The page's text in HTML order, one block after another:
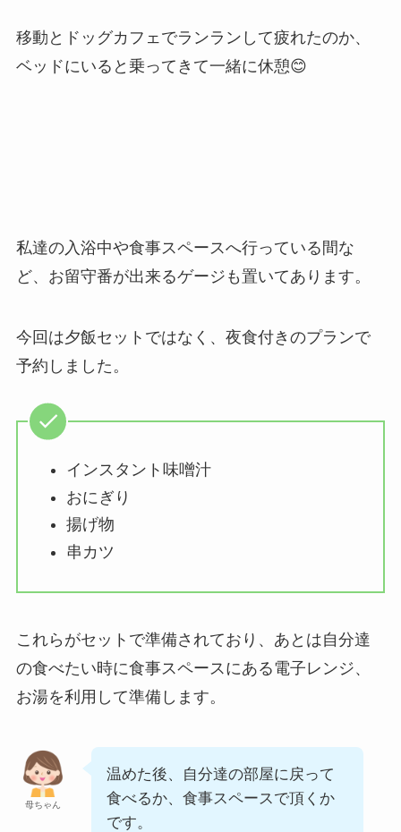
移動とドッグカフェでランランして疲れたのか、
ベッドにいると乗ってきて一緒に休憩😊
私達の入浴中や食事スペースへ行っている間な
ど、お留守番が出来るゲージも置いてあります。
今回は夕飯セットではなく、夜食付きのプランで
予約しました。
インスタント味噌汁
おにぎり
揚げ物
串カツ
これらがセットで準備されており、あとは自分達
の食べたい時に食事スペースにある電子レンジ、
お湯を利用して準備します。
母ちゃん
温めた後、自分達の部屋に戻って
食べるか、食事スペースで頂くか
です。